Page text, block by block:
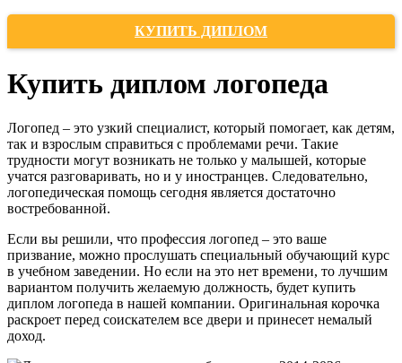
КУПИТЬ ДИПЛОМ
Купить диплом логопеда
Логопед – это узкий специалист, который помогает, как детям,
так и взрослым справиться с проблемами речи. Такие
трудности могут возникать не только у малышей, которые
учатся разговаривать, но и у иностранцев. Следовательно,
логопедическая помощь сегодня является достаточно
востребованной.
Если вы решили, что профессия логопед – это ваше
призвание, можно прослушать специальный обучающий курс
в учебном заведении. Но если на это нет времени, то лучшим
вариантом получить желаемую должность, будет купить
диплом логопеда в нашей компании. Оригинальная корочка
раскроет перед соискателем все двери и принесет немалый
доход.